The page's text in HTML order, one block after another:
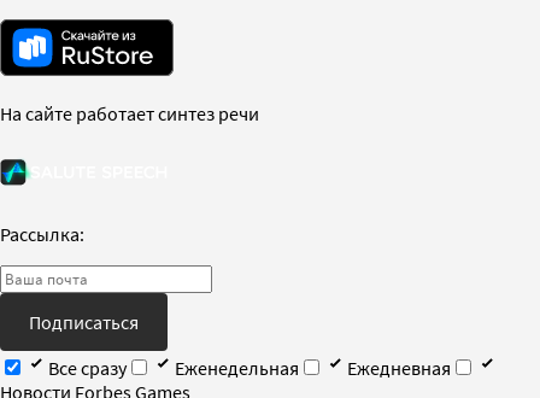
На сайте работает синтез речи
Рассылка:
Подписаться
Все сразу
Еженедельная
Ежедневная
Новости Forbes Games